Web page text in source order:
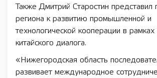
Также Дмитрий Старостин
региона к развитию промышленной и
технологической кооперации в рамках
китайского диалога.
«Нижегородская область
развивает международное